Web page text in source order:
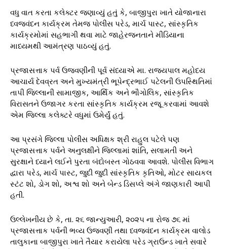
વધુ વાત કરતા કલેક્ટર જણાવ્યું હતું કે, બાજીપુરા ખાતે યોજાનારા
ધ્વજવંદન કાર્યક્રમ તેમજ પોલીસ પરેડ, માર્ચ પાસ્ટ, સાંસ્કૃતિક
કાર્યક્રમોમાં સહભાગી થવા માટે જાહેરજનતાને મીડિયાના
માધ્યમથી આમંત્રણ પાઠવ્યું હતું.
પ્રજાસત્તાક પર્વ ઉજવણીની પૂર્વ સંધ્યાએ મા. રાજ્યપાલ મહોદય
આચાર્ય દેવવ્રત અને મુખ્યમંત્રી ભૂપેન્દ્રભાઈ પટેલની ઉપસ્થિતિમાં
તાપી જિલ્લાની સામાજીક, આર્થિક અને ભૌગોલિક, સાંસ્કૃતિક
વિરાસતને ઉજાગર કરતા સાંસ્કૃતિક કાર્યક્રમ રજૂ કરવામાં આવશે
એમ જિલ્લા કલેક્ટરે વધુમાં ઉમેર્યું હતું.
આ પ્રસંગે જિલ્લા પોલીસ અધિક્ષક શ્રી રાહુલ પટેલે પણ
પ્રજાસત્તાક પર્વને અનુલક્ષીને જિલ્લામાં શાંતિ, સલામતી અને
સુરક્ષાને ધ્યાને લઈને પુરતા બંદોબસ્ત ગોઠવવા આવશે. પોલીસ વિભાગ
દ્વારા પરેડ, માર્ચ પાસ્ટ, જુદી જુદી સાંસ્કૃતિક કૃતિઓ, મોટર સાયકલ
સ્ટંટ શો, ડોગ શો, અશ્વ શો અને બેન્ડ ડિસપ્લે અંગે જાણકારી આપી
હતી.
ઉલ્લેખનીય છે કે, તા. ૨૬ જાન્યુઆરી, ૨૦૨૫ ના રોજ ૭૬ માં
પ્રજાસત્તાક પર્વની ભવ્ય ઉજવણી તથા ધ્વજવંદન કાર્યક્રમ વાલોડ
તાલુકાના બાજીપુરા ખાતે તૈયાર કરાયેલા પરેડ ગ્રાઉન્ડ ખાતે સવારે